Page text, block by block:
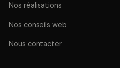
Nos réalisations
Nos conseils web
Nous contacter